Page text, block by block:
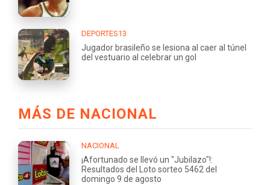
DEPORTES13
Jugador brasileño se lesiona al caer al túnel
del vestuario al celebrar un gol
MÁS DE NACIONAL
NACIONAL
¡Afortunado se llevó un "Jubilazo"!:
Resultados del Loto sorteo 5462 del
domingo 9 de agosto